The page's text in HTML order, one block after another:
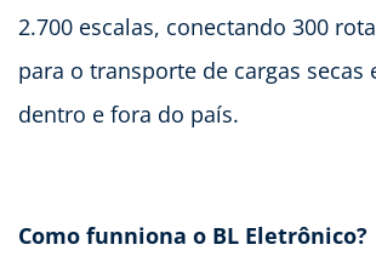
2.700 escalas, conectando 300
para o transporte de cargas secas
dentro e fora do país.
Como funniona o BL Eletrônico?